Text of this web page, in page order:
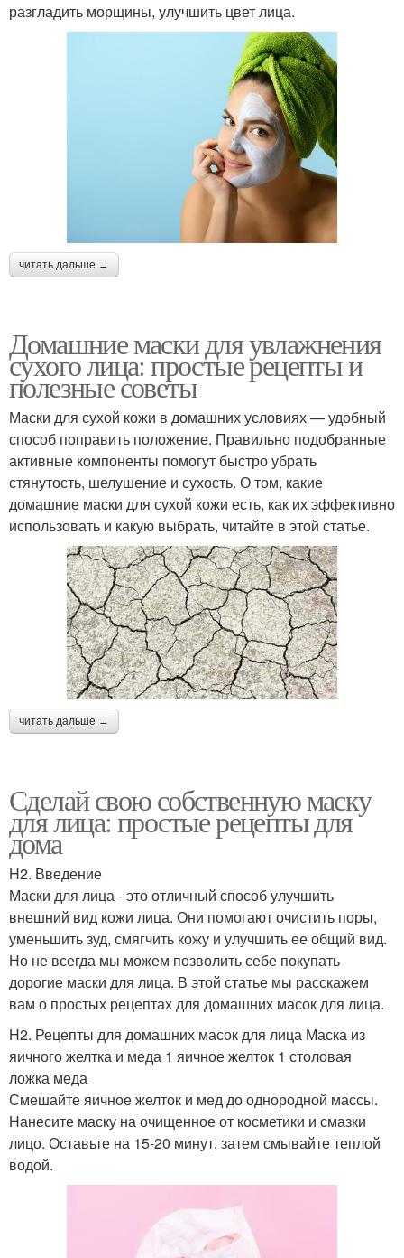
разгладить морщины, улучшить цвет лица.
читать дальше →
Домашние маски для увлажнения
сухого лица: простые рецепты и
полезные советы
Маски для сухой кожи в домашних условиях — удобный
способ поправить положение. Правильно подобранные
активные компоненты помогут быстро убрать
стянутость, шелушение и сухость. О том, какие
домашние маски для сухой кожи есть, как их эффективно
использовать и какую выбрать, читайте в этой статье.
читать дальше →
Сделай свою собственную маску
для лица: простые рецепты для
дома
H2. Введение
Маски для лица - это отличный способ улучшить
внешний вид кожи лица. Они помогают очистить поры,
уменьшить зуд, смягчить кожу и улучшить ее общий вид.
Но не всегда мы можем позволить себе покупать
дорогие маски для лица. В этой статье мы расскажем
вам о простых рецептах для домашних масок для лица.
H2. Рецепты для домашних масок для лица Маска из
яичного желтка и меда 1 яичное желток 1 столовая
ложка меда
Смешайте яичное желток и мед до однородной массы.
Нанесите маску на очищенное от косметики и смазки
лицо. Оставьте на 15-20 минут, затем смывайте теплой
водой.